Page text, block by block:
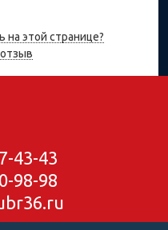
этой странице?
43-43
98-98